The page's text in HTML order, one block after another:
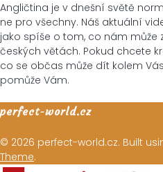
Angličtina je v dnešní světě
ne pro všechny. Náš aktuální
jako spíše o tom, co nám může
českých větách. Pokud chcete
co se občas může dít kolem
pomůže Vám.
perfect-world.cz
© 2026 perfect-world.cz. Built
Theme.